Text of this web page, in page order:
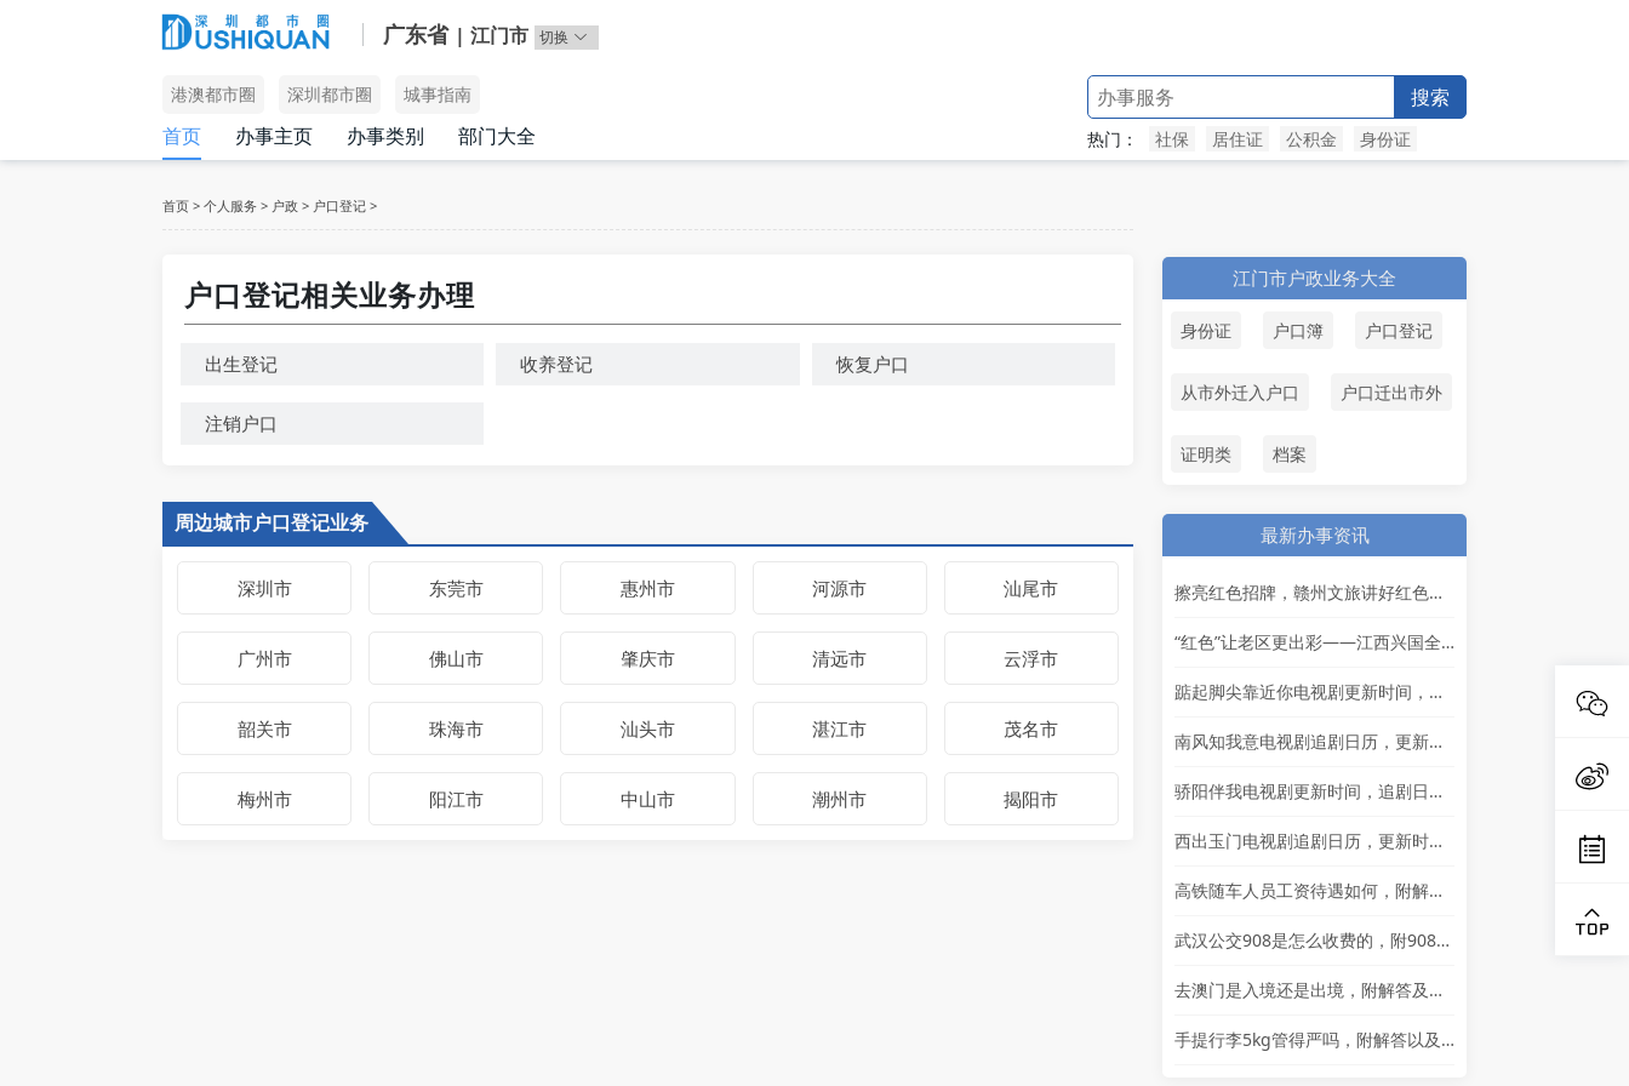
广东省 | 江门市 切换
港澳都市圈 深圳都市圈 城事指南
首页 办事主页 办事类别 部门大全
搜索
热门： 社保 居住证 公积金 身份证
首页 > 个人服务 > 户政 > 户口登记 >
户口登记相关业务办理
出生登记 收养登记 恢复户口
注销户口
周边城市户口登记业务
深圳市 东莞市 惠州市 河源市 汕尾市
广州市 佛山市 肇庆市 清远市 云浮市
韶关市 珠海市 汕头市 湛江市 茂名市
梅州市 阳江市 中山市 潮州市 揭阳市
江门市户政业务大全
身份证 户口簿 户口登记
从市外迁入户口 户口迁出市外
证明类 档案
最新办事资讯
擦亮红色招牌，赣州文旅讲好红色故事
“红色”让老区更出彩——江西兴国全力打造红色文化传承发展创新示范区
踮起脚尖靠近你电视剧更新时间，追剧日历及剧情简介
南风知我意电视剧追剧日历，更新时间一览表
骄阳伴我电视剧更新时间，追剧日历一览表
西出玉门电视剧追剧日历，更新时间一览
高铁随车人员工资待遇如何，附解答以及其他岗位的岗位详情
武汉公交908是怎么收费的，附908简介以及问题解答
去澳门是入境还是出境，附解答及通行证相关问题解答
手提行李5kg管得严吗，附解答以及其他问题